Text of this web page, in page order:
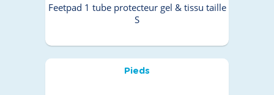
Feetpad 1 tube protecteur gel & tissu taille
S
Pieds